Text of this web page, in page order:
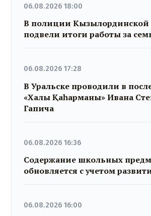
06.08.2026 18:00
В полиции Кызылординской
подвели итоги работы за
06.08.2026 17:28
В Уральске проводили в
«Халық Қаһарманы» Ивана
Гапича
06.08.2026 16:36
Содержание школьных
обновляется с учетом
06.08.2026 16:00